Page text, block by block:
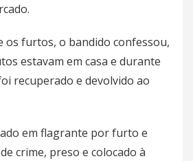
os furtos, o bandido confessou,
estavam em casa e durante
recuperado e devolvido ao
em flagrante por furto e
crime, preso e colocado à